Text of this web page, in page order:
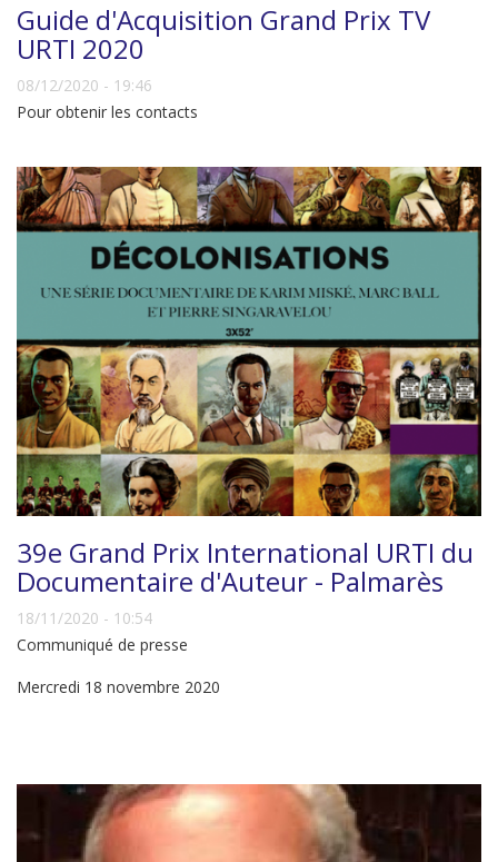
Guide d'Acquisition Grand Prix TV
URTI 2020
08/12/2020 - 19:46
Pour obtenir les contacts
39e Grand Prix International URTI du
Documentaire d'Auteur - Palmarès
18/11/2020 - 10:54
Communiqué de presse
Mercredi 18 novembre 2020